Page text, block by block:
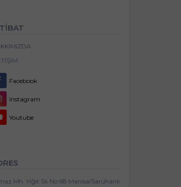
Facebook
Instagram
Youtube
Mh. Yiğit Sk No:68 Manisa/Saruhanlı